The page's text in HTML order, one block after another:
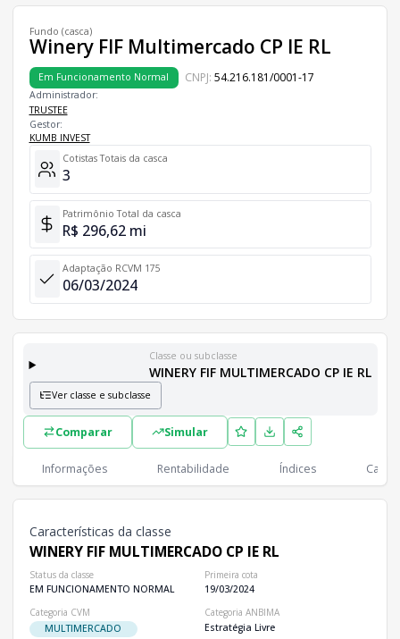
Fundo (casca)
Winery FIF Multimercado CP IE RL
Em Funcionamento Normal CNPJ: 54.216.181/0001-17
Administrador:
TRUSTEE
Gestor:
KUMB INVEST
Cotistas Totais da casca
3
Patrimônio Total da casca
R$ 296,62 mi
Adaptação RCVM 175
06/03/2024
Classes e Subclasses do Fundo
Lista completa de classes e subclasses disponíveis, incluindo
Classes
PLCotistas
Classe
WINERY FIF MULTIMERCADO CP IE RL R$ 296,62 mi 3
Classe ou subclasse
WINERY FIF MULTIMERCADO CP IE RL
Ver classe e subclasse
Comparar Simular
Informações Rentabilidade Índices
Características da classe
WINERY FIF MULTIMERCADO CP IE RL
Status da classe
EM FUNCIONAMENTO NORMAL
Primeira cota
19/03/2024
Categoria CVM
MULTIMERCADO
Categoria ANBIMA
Estratégia Livre